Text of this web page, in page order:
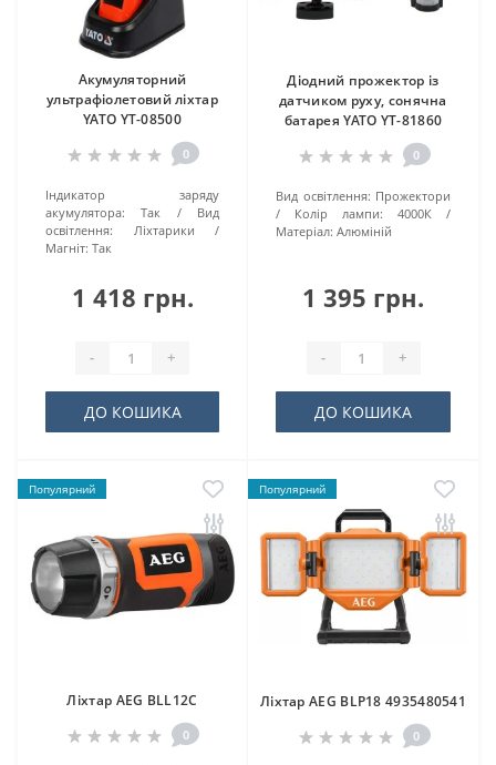
Акумуляторний
ультрафіолетовий ліхтар
YATO YT-08500
0
Індикатор заряду
акумулятора:
Так
Вид
освітлення:
Ліхтарики
Магніт: Так
1 418 грн.
- +
ДО КОШИКА
Діодний прожектор із
датчиком руху, сонячна
батарея YATO YT-81860
0
Вид освітлення: Прожектори
Колір лампи:
4000К
Матеріал: Алюміній
1 395 грн.
- +
ДО КОШИКА
Популярний
Ліхтар AEG BLL12C
0
Популярний
Ліхтар AEG BLP18 4935480541
0